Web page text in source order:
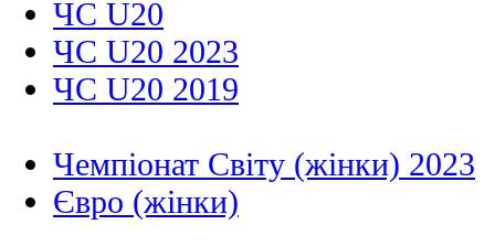
ЧС U20
ЧС U20 2023
ЧС U20 2019
Чемпіонат Світу (жінки) 2023
Євро (жінки)